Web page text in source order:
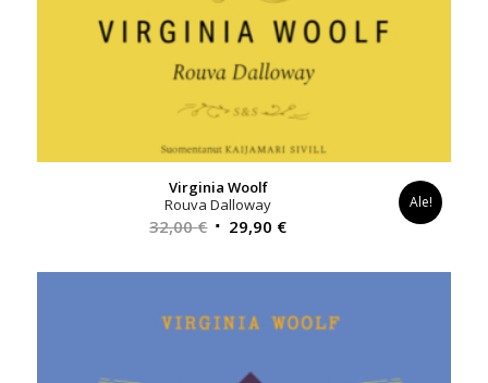
Virginia Woolf
Rouva Dalloway
32,00€ Alkuperäinen
oli:
29,90 €Nykyinen
on:
Ale!